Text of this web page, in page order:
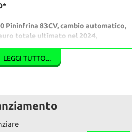
Pininfrina 83CV, cambio automatico,
totale ultimato nel 2024,
cerchi da 13" gommati a nuovo,
nera e autoradio.
1547km.
il tagliando preconsegna e
LEGGI TUTTO...